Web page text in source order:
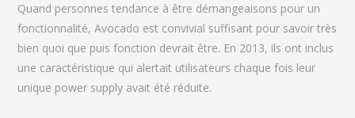
Quand personnes tendance à être démangeaisons pour un
fonctionnalité, Avocado est convivial suffisant pour savoir très
bien quoi que puis fonction devrait être. En 2013, ils ont inclus
une caractéristique qui alertait utilisateurs chaque fois leur
unique power supply avait été réduite.